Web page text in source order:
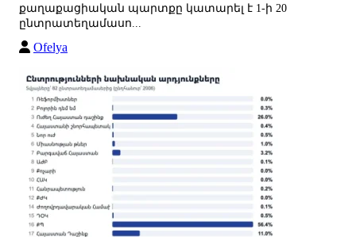
քաղաքացիական պարտքը կատարել է 1-ի 20
ընտրատեղամասո...
Ofelya